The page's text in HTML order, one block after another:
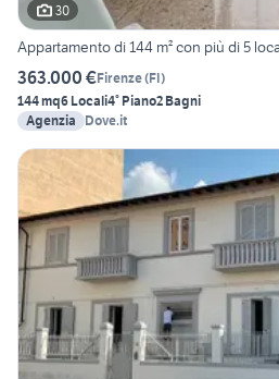
30
Appartamento di 144 m² con più di 5
363.000 €Firenze(FI)
144 mq6 Locali4° Piano2 Bagni
Agenzia
Dove.it